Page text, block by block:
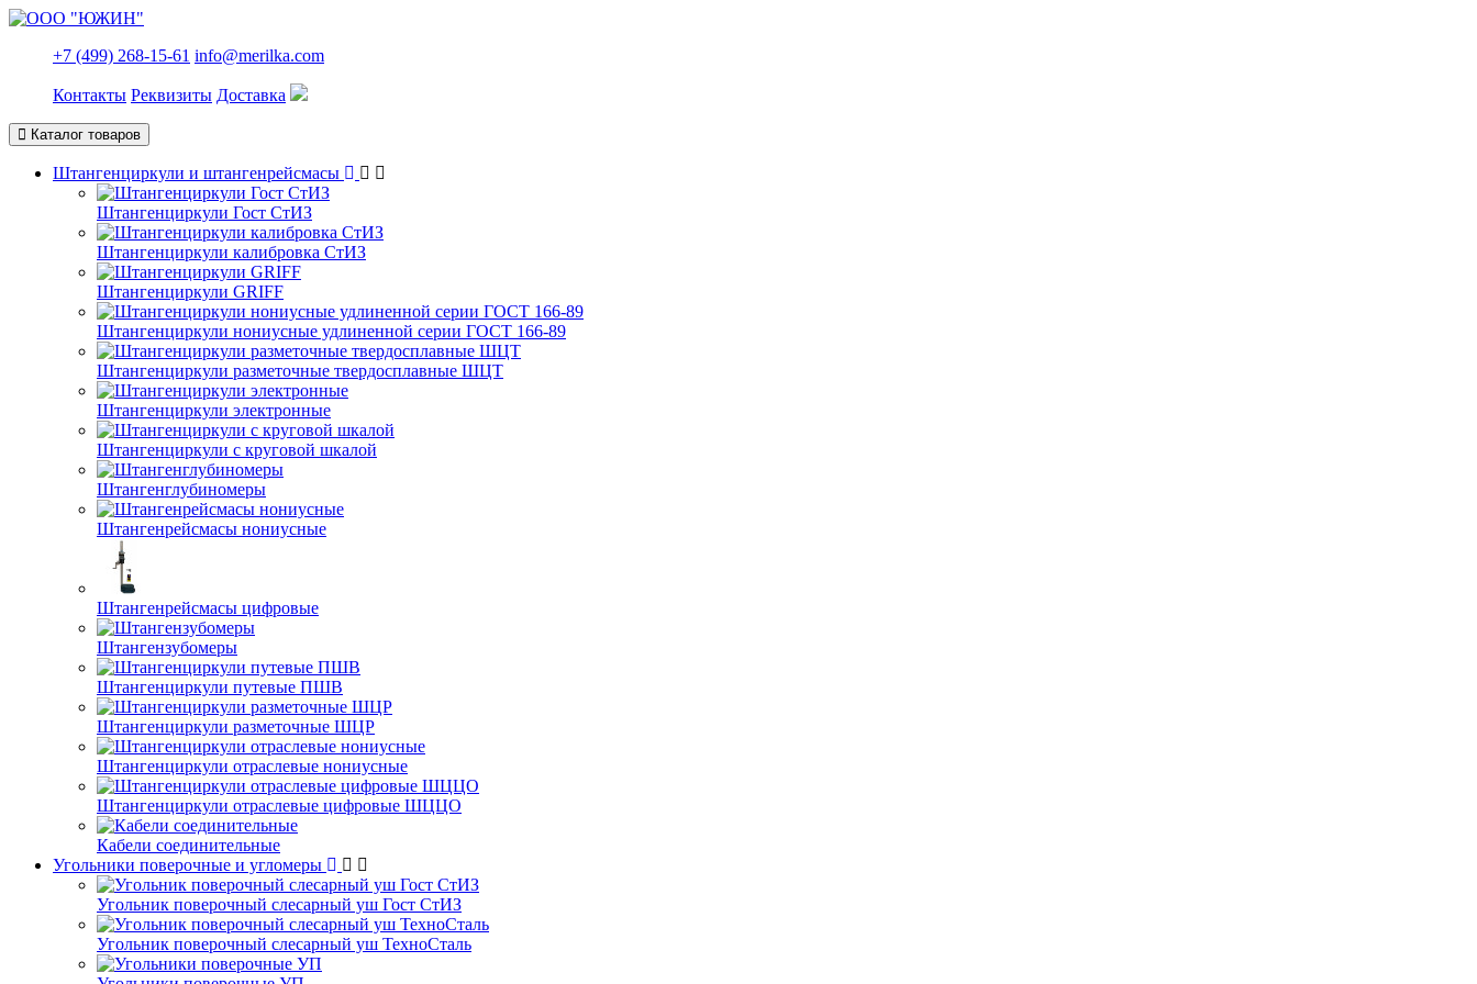
+7 (499) 268-15-61 info@merilka.com
Контакты Реквизиты Доставка
Каталог товаров
Штангенциркули и штангенрейсмасы
Штангенциркули Гост СтИЗ
Штангенциркули калибровка СтИЗ
Штангенциркули GRIFF
Штангенциркули нониусные удлиненной серии ГОСТ 166-89
Штангенциркули разметочные твердосплавные ШЦТ
Штангенциркули электронные
Штангенциркули с круговой шкалой
Штангенглубиномеры
Штангенрейсмасы нониусные
Штангенрейсмасы цифровые
Штангензубомеры
Штангенциркули путевые ПШВ
Штангенциркули разметочные ШЦР
Штангенциркули отраслевые нониусные
Штангенциркули отраслевые цифровые ШЦЦО
Кабели соединительные
Угольники поверочные и угломеры
Угольник поверочный слесарный уш Гост СтИЗ
Угольник поверочный слесарный уш ТехноСталь